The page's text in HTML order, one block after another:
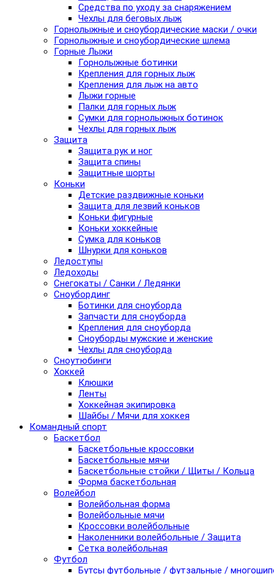
Средства по уходу за снаряжением
Чехлы для беговых лыж
Горнолыжные и сноубордические маски / очки
Горнолыжные и сноубордические шлема
Горные Лыжи
Горнолыжные ботинки
Крепления для горных лыж
Крепления для лыж на авто
Лыжи горные
Палки для горных лыж
Сумки для горнолыжных ботинок
Чехлы для горных лыж
Защита
Защита рук и ног
Защита спины
Защитные шорты
Коньки
Детские раздвижные коньки
Защита для лезвий коньков
Коньки фигурные
Коньки хоккейные
Сумка для коньков
Шнурки для коньков
Ледоступы
Ледоходы
Снегокаты / Санки / Ледянки
Сноубординг
Ботинки для сноуборда
Запчасти для сноуборда
Крепления для сноуборда
Сноуборды мужские и женские
Чехлы для сноуборда
Сноутюбинги
Хоккей
Клюшки
Ленты
Хоккейная экипировка
Шайбы / Мячи для хоккея
Командный спорт
Баскетбол
Баскетбольные кроссовки
Баскетбольные мячи
Баскетбольные стойки / Щиты / Кольца
Форма баскетбольная
Волейбол
Волейбольная форма
Волейбольные мячи
Кроссовки волейбольные
Наколенники волейбольные / Защита
Сетка волейбольная
Футбол
Бутсы футбольные / футзальные /